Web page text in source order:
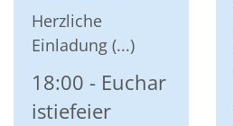
Herzliche
Einladung (...)
18:00
Euchar
istiefeier